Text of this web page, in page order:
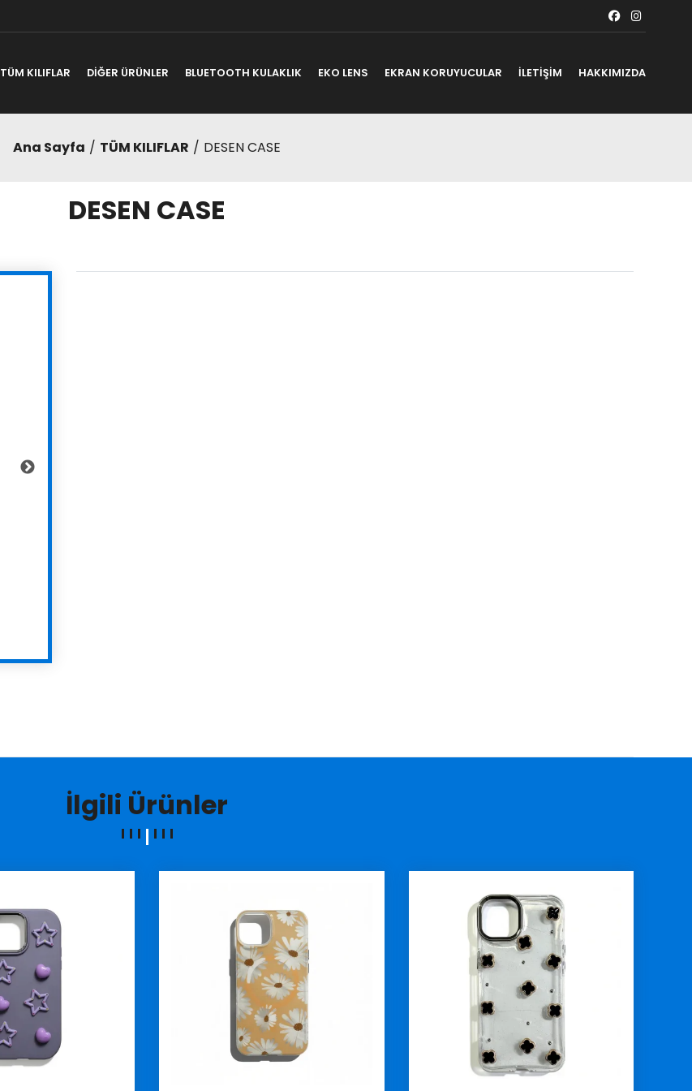
TÜM KILIFLAR DİĞER ÜRÜNLER BLUETOOTH KULAKLIK EKO LENS EKRAN KORUYUCULAR İLETİŞİM HAKKIMIZDA
Ana Sayfa TÜM KILIFLAR DESEN CASE
DESEN CASE
İlgili Ürünler